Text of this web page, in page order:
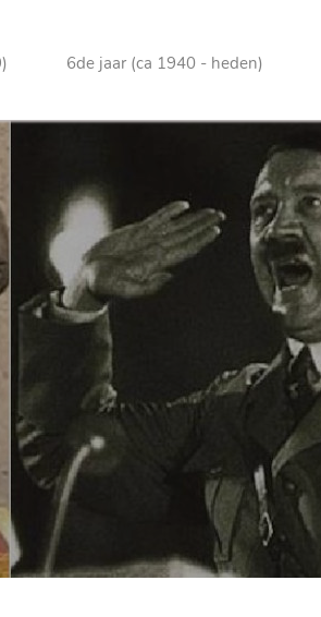
6de jaar (ca 1940 - heden)